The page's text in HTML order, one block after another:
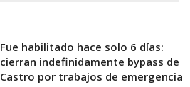
Fue habilitado hace solo 6 días:
cierran indefinidamente bypass de
Castro por trabajos de emergencia